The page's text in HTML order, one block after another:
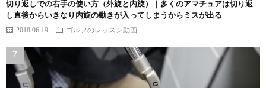
切り返しでの右手の使い方（外旋と内旋）｜多くのアマチュアは切り返
し直後からいきなり内旋の動きが入ってしまうからミスが出る
2018.06.19 ゴルフのレッスン動画